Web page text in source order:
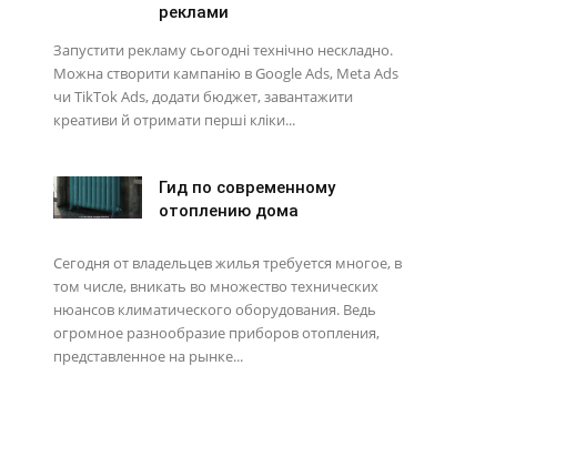
реклами
Запустити рекламу сьогодні технічно нескладно.
Можна створити кампанію в Google Ads, Meta Ads
чи TikTok Ads, додати бюджет, завантажити
креативи й отримати перші кліки...
Гид по современному
отоплению дома
Сегодня от владельцев жилья требуется многое, в
том числе, вникать во множество технических
нюансов климатического оборудования. Ведь
огромное разнообразие приборов отопления,
представленное на рынке...